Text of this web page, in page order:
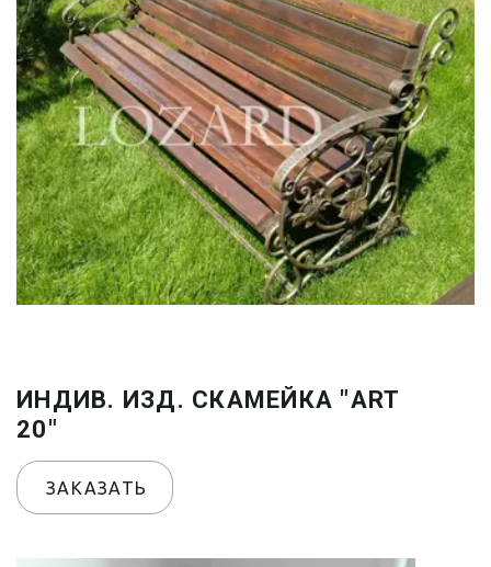
ИНДИВ. ИЗД. СКАМЕЙКА "ART
20"
ЗАКАЗАТЬ